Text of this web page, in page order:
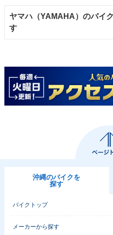
ヤマハ（YAMAHA）のバイ
す
沖縄のバイクを
探す
バイクトップ
メーカーから探す